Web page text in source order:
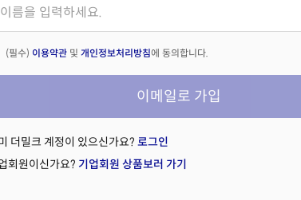
(필수) 이용약관 및 개인정보처리방침에 동의합니다.
이메일로 가입
더밀크 계정이 있으신가요? 로그인
회원이신가요? 기업회원 상품보러 가기